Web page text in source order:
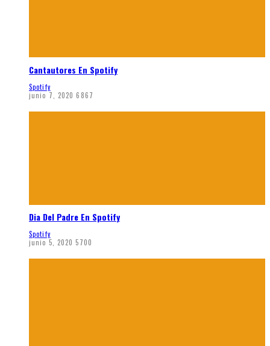
Cantautores En Spotify
Spotify
junio 7, 2020 6867
Dia Del Padre En Spotify
Spotify
junio 5, 2020 5700